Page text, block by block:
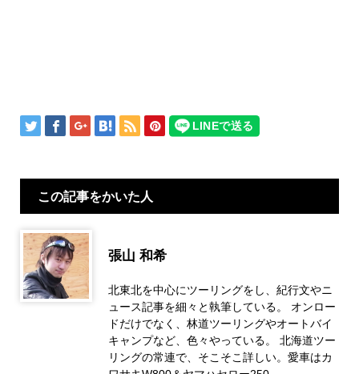
この記事をかいた人
張山 和希
北東北を中心にツーリングをし、紀行文やニ
ュース記事を細々と執筆している。 オンロー
ドだけでなく、林道ツーリングやオートバイ
キャンプなど、色々やっている。 北海道ツー
リングの常連で、そこそこ詳しい。愛車はカ